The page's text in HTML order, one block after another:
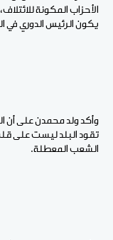
الأحزاب المكونة
يكون الرئيس الدوري في
وأكد ولد محمدن على أن
تقود البلد ليست على
الشعب المعطلة.